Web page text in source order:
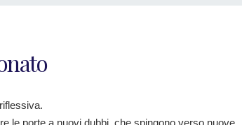
le porte a nuovi dubbi, che spingono verso nuove